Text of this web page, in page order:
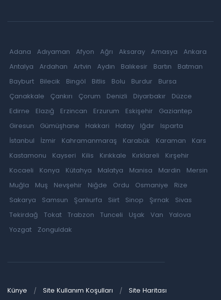
Adana Adıyaman Afyon Ağrı Aksaray Amasya
Ankara
Antalya
Ardahan Artvin Aydın Balıkesir Bartın
Batman
Bayburt
Bilecik Bingöl Bitlis Bolu Burdur
Bursa
Çanakkale
Çankırı Çorum Denizli Diyarbakır
Düzce
Edirne
Elazığ Erzincan Erzurum Eskişehir
Gaziantep
Giresun
Gümüşhane Hakkari Hatay Iğdır
Isparta
İstanbul
İzmir Kahramanmaraş Karabük Karaman
Kars
Kastamonu
Kayseri Kilis Kırıkkale Kırklareli
Kırşehir
Kocaeli
Konya Kütahya Malatya Manisa Mardin
Mersin
Muğla
Muş Nevşehir Niğde Ordu Osmaniye
Rize
Sakarya
Samsun Şanlıurfa Siirt Sinop Şırnak
Sivas
Tekirdağ
Tokat Trabzon Tunceli Uşak Van
Yalova
Yozgat
Zonguldak
Künye Site Kullanım Koşulları Site Haritası